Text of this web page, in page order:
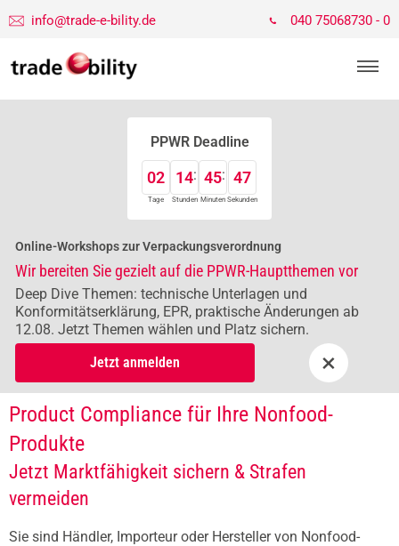
info@trade-e-bility.de 040 75068730 - 0
PPWR Deadline
02
Tage
14
Stunden
45
Minuten
46
Sekunden
Online-Workshops zur Verpackungsverordnung
Wir bereiten Sie gezielt auf die PPWR-Hauptthemen vor
Deep Dive Themen: technische Unterlagen und
Konformitätserklärung, EPR, praktische Änderungen ab
12.08. Jetzt Themen wählen und Platz sichern.
Jetzt anmelden
×
Product Compliance für Ihre Nonfood-
Produkte
Jetzt Marktfähigkeit sichern & Strafen
vermeiden
Sie sind Händler, Importeur oder Hersteller von Nonfood-